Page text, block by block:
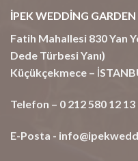
İPEK WEDDİNG GARDEN
Fatih Mahallesi 830 Yan
Dede Türbesi Yanı)
Küçükçekmece –
Telefon – 0 212 580 12 13
E-Posta -